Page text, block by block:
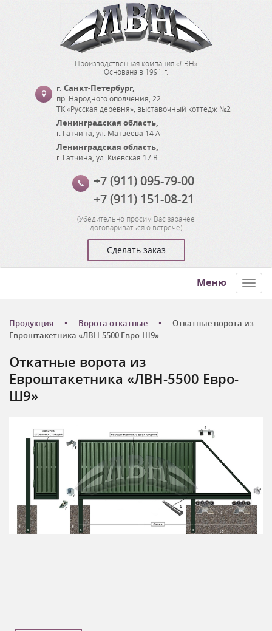
Производственная компания «ЛВН»
Основана в 1991 г.
г. Санкт-Петербург,
пр. Народного ополчения, 22
ТК «Русская деревня», выставочный коттедж №2
Ленинградская область,
г. Гатчина ул. Матвеева 14 А
Ленинградская область,
г. Гатчина ул. Киевская 17 В
+7 (911) 095-79-00
+7 (911) 151-08-21
(Убедительно просим Вас заранее
договариваться о встрече)
Сделать заказ
Меню
Продукция Ворота откатные
Откатные ворота из
Евроштакетника «ЛВН-5500 Евро-Ш9»
Откатные ворота из
Евроштакетника «ЛВН-5500 Евро-
Ш9»